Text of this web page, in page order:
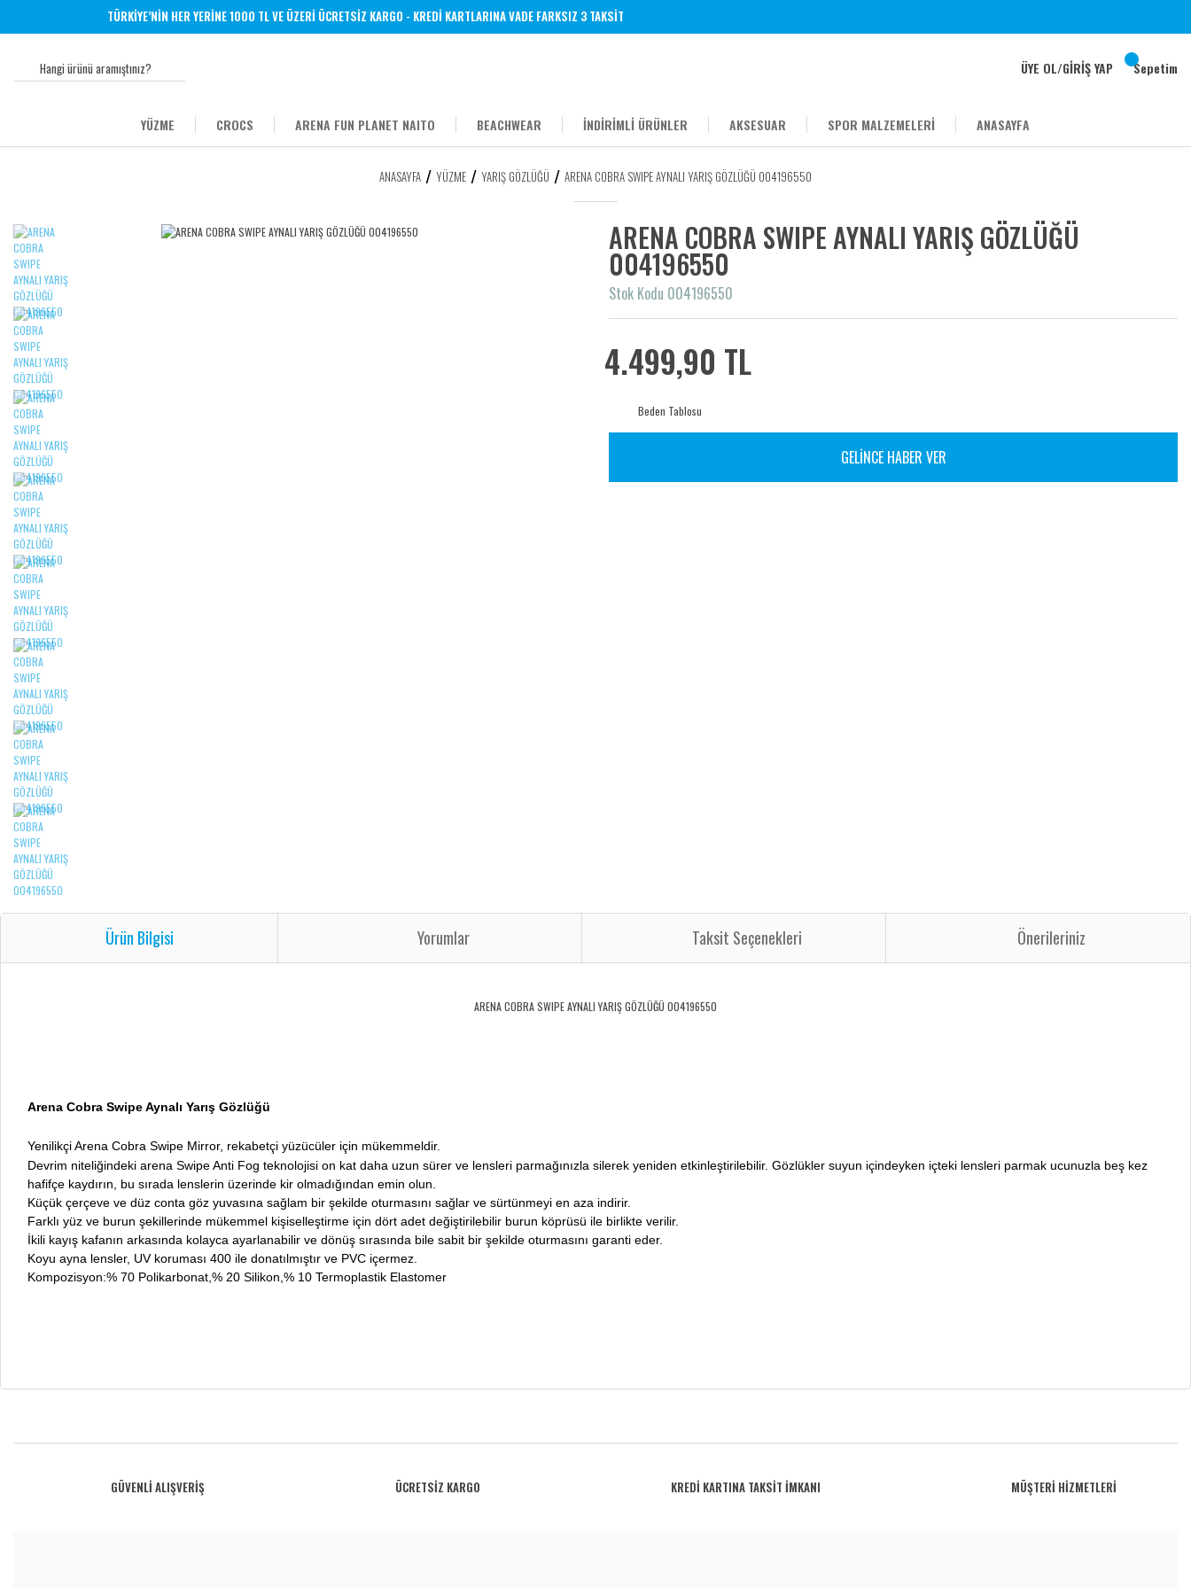
TÜRKİYE’NİN HER YERİNE 1000 TL VE ÜZERİ ÜCRETSİZ KARGO - KREDİ KARTLARINA VADE FARKSIZ 3 TAKSİT
ÜYE OL/GİRİŞ YAP Sepetim
YÜZME CROCS ARENA FUN PLANET NAITO BEACHWEAR İNDİRİMLİ ÜRÜNLER AKSESUAR SPOR MALZEMELERİ ANASAYFA
ANASAYFA YÜZME YARIŞ GÖZLÜĞÜ ARENA COBRA SWIPE AYNALI YARIŞ GÖZLÜĞÜ 004196550
ARENA COBRA SWIPE AYNALI YARIŞ GÖZLÜĞÜ
004196550
Stok Kodu 004196550
4.499,90 TL
Beden Tablosu
GELİNCE HABER VER
Ürün Bilgisi Yorumlar Taksit Seçenekleri Önerileriniz
ARENA COBRA SWIPE AYNALI YARIŞ GÖZLÜĞÜ 004196550
Arena Cobra Swipe Aynalı Yarış Gözlüğü
Yenilikçi Arena Cobra Swipe Mirror, rekabetçi yüzücüler için mükemmeldir.
Devrim niteliğindeki arena Swipe Anti Fog teknolojisi on kat daha uzun sürer ve lensleri parmağınızla silerek yeniden etkinleştirilebilir. Gözlükler suyun içindeyken içteki lensleri parmak ucunuzla beş kez
hafifçe kaydırın, bu sırada lenslerin üzerinde kir olmadığından emin olun.
Küçük çerçeve ve düz conta göz yuvasına sağlam bir şekilde oturmasını sağlar ve sürtünmeyi en aza indirir.
Farklı yüz ve burun şekillerinde mükemmel kişiselleştirme için dört adet değiştirilebilir burun köprüsü ile birlikte verilir.
İkili kayış kafanın arkasında kolayca ayarlanabilir ve dönüş sırasında bile sabit bir şekilde oturmasını garanti eder.
Koyu ayna lensler, UV koruması 400 ile donatılmıştır ve PVC içermez.
Kompozisyon:% 70 Polikarbonat,% 20 Silikon,% 10 Termoplastik Elastomer
Görüş ve önerileriniz için teşekkür ederiz.
Ürün resmi kalitesiz, bozuk veya görüntülenemiyor.
GÜVENLİ ALIŞVERİŞ ÜCRETSİZ KARGO KREDİ KARTINA TAKSİT İMKANI MÜŞTERİ HİZMETLERİ